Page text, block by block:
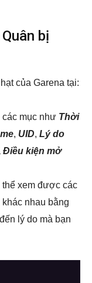
bị
của Garena tại:
các mục như Thời
, UID, Lý do
Điều kiện mở
thể xem được các
nhau bằng
lý do mà bạn